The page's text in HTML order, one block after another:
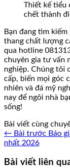
Thiết kế tiểu
chết thành
Bạn đang tìm
thang chất lượng
qua hotline
chuyên gia tư vấn
nghiệp. Chúng tôi
cấp, biến mọi góc
nhiên và đá mỹ
nay để ngôi nhà
sống!
Bài viết cùng
← Bài trước Báo
nhất 2026
Bài viết liên